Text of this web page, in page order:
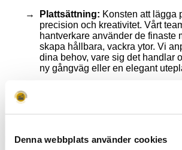
Denna webbplats använder cookies
Plattsättning: Konsten att lägga
precision och kreativitet. Vårt
hantverkare använder de finaste
skapa hållbara, vackra ytor. Vi
dina behov, vare sig det handlar
ny gångväg eller en elegant
parkeringsplatser och
unika karaktär.